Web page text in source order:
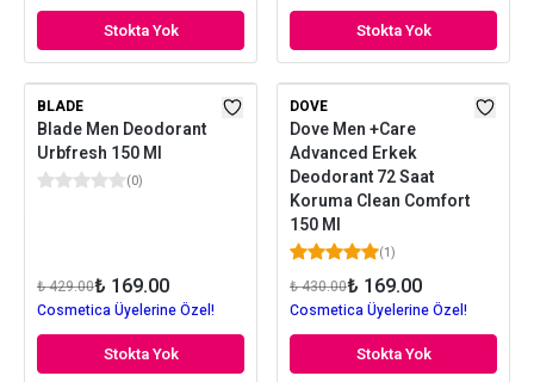
Stokta Yok Stokta Yok
BLADE
Blade Men Deodorant
Urbfresh 150 Ml
(0)
₺ 429.00₺ 169.00
Cosmetica Üyelerine Özel!
Stokta Yok
DOVE
Dove Men +Care
Advanced Erkek
Deodorant 72 Saat
Koruma Clean Comfort
150 Ml
(1)
₺ 430.00₺ 169.00
Cosmetica Üyelerine Özel!
Stokta Yok